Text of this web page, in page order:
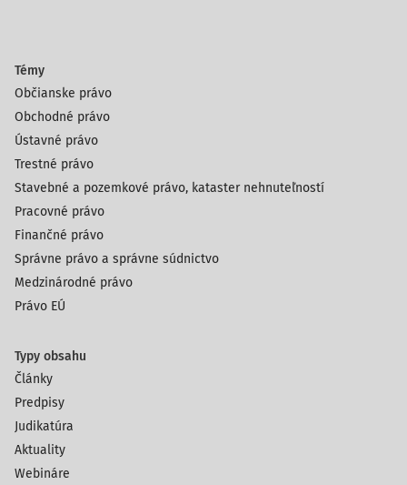
Témy
Občianske právo
Obchodné právo
Ústavné právo
Trestné právo
Stavebné a pozemkové právo, kataster nehnuteľností
Pracovné právo
Finančné právo
Správne právo a správne súdnictvo
Medzinárodné právo
Právo EÚ
Typy obsahu
Články
Predpisy
Judikatúra
Aktuality
Webináre